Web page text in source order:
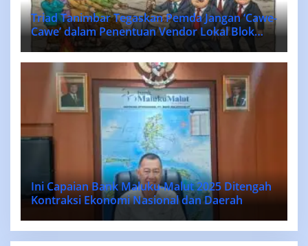
Triad Tanimbar Tegaskan Pemda Jangan ‘Cawe-
Cawe’ dalam Penentuan Vendor Lokal Blok
MASELA.
Ini Capaian Bank Maluku-Malut 2025 Ditengah
Kontraksi Ekonomi Nasional dan Daerah